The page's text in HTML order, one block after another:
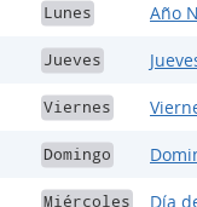
Lunes Año
Jueves
Viernes
Domingo
Miércoles Día